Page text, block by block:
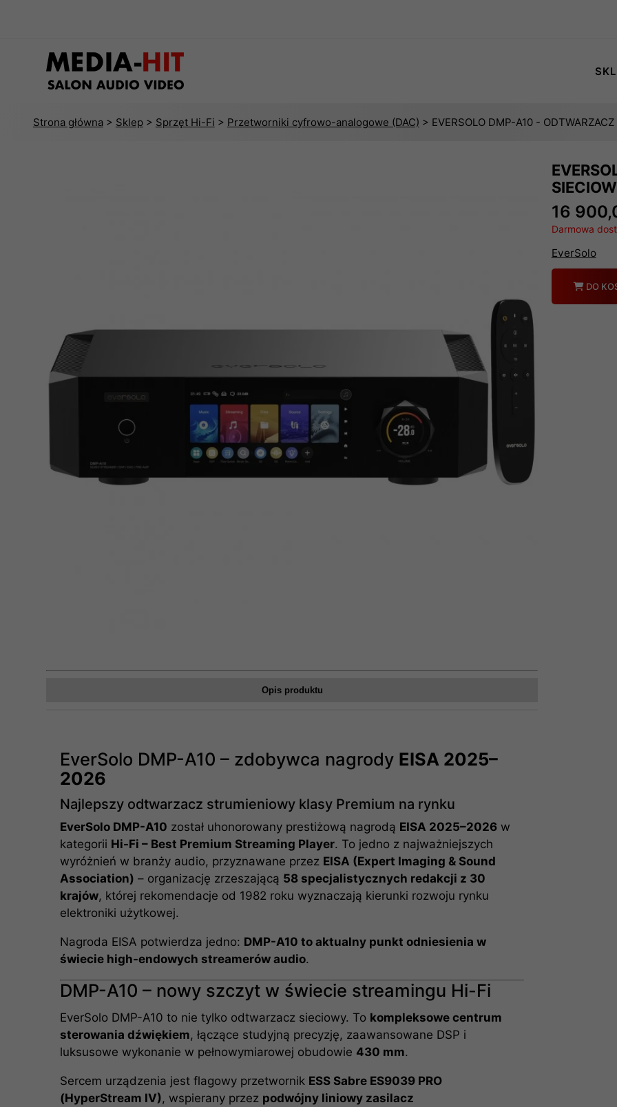
Strona główna> Sklep> Sprzęt Hi-Fi > Przetworniki cyfrowo-analogowe (DAC) > EVERSOLO DMP-A10 -
16
Darmowa
EverSolo
Ilość DO
Opis produktu
EverSolo DMP-A10 – zdobywca nagrody EISA 2025–
2026
Najlepszy odtwarzacz strumieniowy klasy Premium na rynku
EverSolo DMP-A10 został uhonorowany prestiżową nagrodą EISA 2025–2026 w
kategorii Hi-Fi – Best Premium Streaming Player. To jedno z najważniejszych
wyróżnień w branży audio, przyznawane przez EISA (Expert Imaging & Sound
Association) – organizację zrzeszającą 58 specjalistycznych redakcji z 30
krajów, której rekomendacje od 1982 roku wyznaczają kierunki rozwoju rynku
elektroniki użytkowej.
Nagroda EISA potwierdza jedno: DMP-A10 to aktualny punkt odniesienia w
świecie high-endowych streamerów audio.
DMP-A10 – nowy szczyt w świecie streamingu Hi-Fi
EverSolo DMP-A10 to nie tylko odtwarzacz sieciowy. To kompleksowe centrum
sterowania dźwiękiem, łączące studyjną precyzję, zaawansowane DSP i
luksusowe wykonanie w pełnowymiarowej obudowie 430 mm.
Sercem urządzenia jest flagowy przetwornik ESS Sabre ES9039 PRO
(HyperStream IV), wspierany przez podwójny liniowy zasilacz